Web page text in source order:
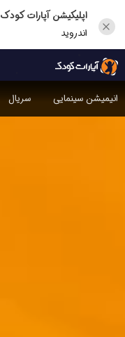
اپلیکیشن آپارات کودک
اندروید
انیمیشن سینمایی سریال